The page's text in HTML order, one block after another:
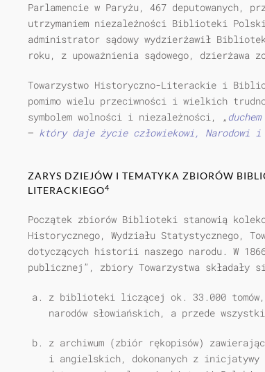
Parlamencie w Paryżu, 467 deputowanych,
utrzymaniem niezależności Biblioteki
administrator sądowy wydzierżawił
roku, z upoważnienia sądowego, dzierżawa
Towarzystwo Historyczno-Literackie i
pomimo wielu przeciwności i wielkich
symbolem wolności i niezależności, „ duchem
— który daje życie człowiekowi, Narodowi i
ZARYS DZIEJÓW I TEMATYKA ZBIORÓW
LITERACKIEGO4
Początek zbiorów Biblioteki stanowią
Historycznego, Wydzia­łu Statystycznego,
dotyczących historii naszego narodu. W
publicznej”, zbiory Towarzystwa składały
z biblioteki liczącej ok. 33.000
narodów słowiańskich, a przede
z archiwum (zbiór rękopisów)
i angielskich, dokona­nych z